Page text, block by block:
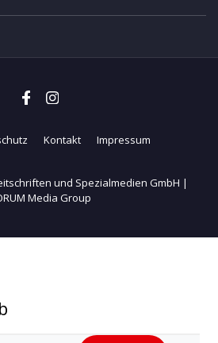
Kontakt Impressum
und Spezialmedien GmbH |
Media Group